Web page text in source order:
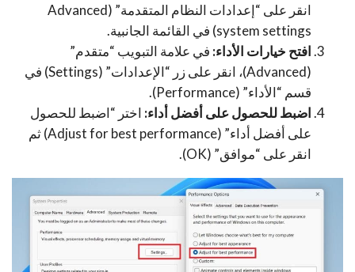
انقر على “إعدادات النظام المتقدمة” (Advanced
system settings) في القائمة الجانبية.
افتح خيارات الأداء: في علامة التبويب “متقدم”
(Advanced)، انقر على زر “الإعدادات” (Settings) في
قسم “الأداء” (Performance).
اضبط للحصول على أفضل أداء: اختر “اضبط للحصول
على أفضل أداء” (Adjust for best performance) ثم
انقر على “موافق” (OK).